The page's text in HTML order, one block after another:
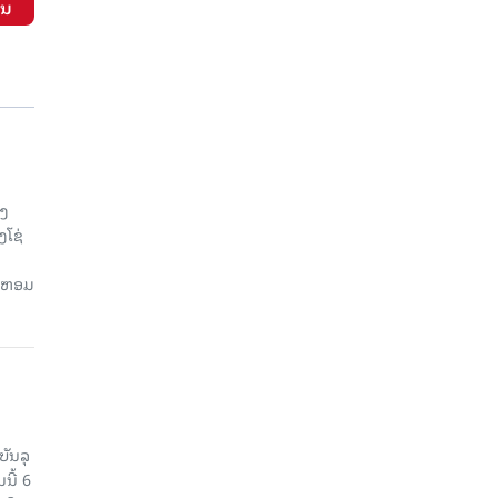
ຊ່
ອມ
ນລຸ
ນີ້ 6